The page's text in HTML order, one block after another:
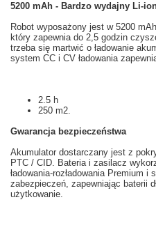
5200 mAh - Bardzo wydajny Li-
Robot wyposażony jest w 5200 mAh
który zapewnia do 2,5 godzin
trzeba się martwić o ładowanie
system CC i CV ładowania
2.5 h
250 m2.
Gwarancja bezpieczeństwa
Akumulator dostarczany jest z
PTC / CID. Bateria i zasilacz
ładowania-rozładowania Premium i
zabezpieczeń, zapewniając baterii
użytkowanie.